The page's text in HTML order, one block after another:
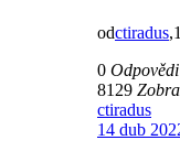
odctiradus
0 Odpovědi
8129
ctiradus
14 dub